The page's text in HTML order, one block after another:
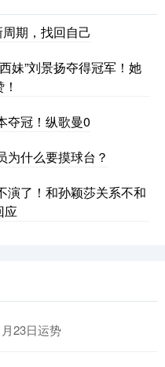
+200.89
期，找回自己
妹”刘景扬夺得冠军！她
夺冠！纵歌曼0
为什么要摸球台？
演了！和孙颖莎关系不和
应
23日运势